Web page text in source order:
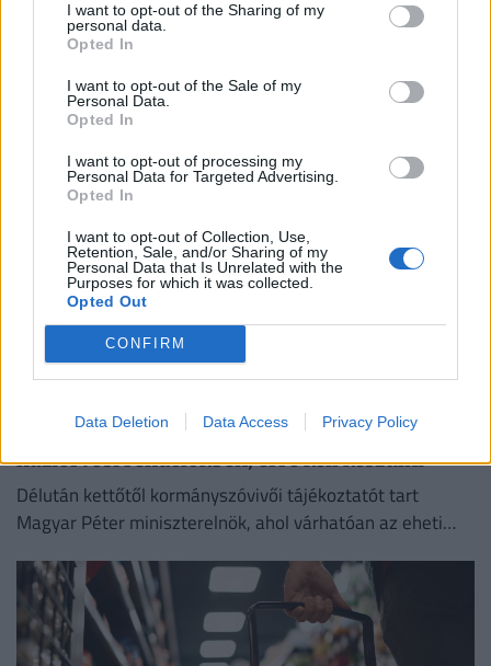
I want to opt-out of the Sharing of my
personal data.
Opted In
I want to opt-out of the Sale of my
Personal Data.
Opted In
I want to opt-out of processing my
Personal Data for Targeted Advertising.
Opted In
I want to opt-out of Collection, Use,
Retention, Sale, and/or Sharing of my
Personal Data that Is Unrelated with the
Purposes for which it was collected.
Opted Out
CONFIRM
Data Deletion Data Access Privacy Policy
gyrososainál és ázsiai büféinél: milliókat
fizethetnek a higiéniai hiányosságokért
Országos ellenőrzést indított a Nemzeti Kereskedelmi és
Fogyasztóvédelmi Hatóság a nemzetközi konyhát kínáló
Döntött a kormány: nagy változás jön a
háziorvosi rendelőkben, erre kell készülni
Délután kettőtől kormányszóvivői tájékoztatót tart
Magyar Péter miniszterelnök, ahol várhatóan az eheti
kerül a fókuszba.